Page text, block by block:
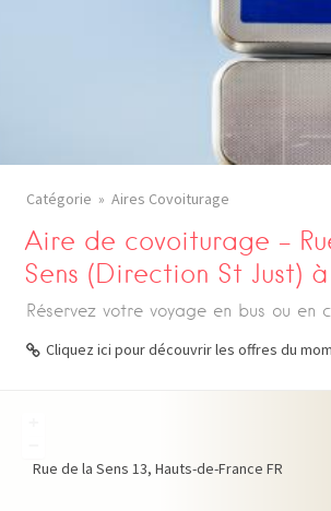
Catégorie Aires Covoiturage
Aire de covoiturage –
Sens (Direction St Just)
Réservez votre voyage en bus ou en
Cliquez ici pour découvrir les offres du
Rue de la Sens 13 Hauts-de-France FR